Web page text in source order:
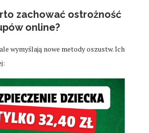
zachować ostrożność
online?
wymyślają nowe metody oszustw. Ich